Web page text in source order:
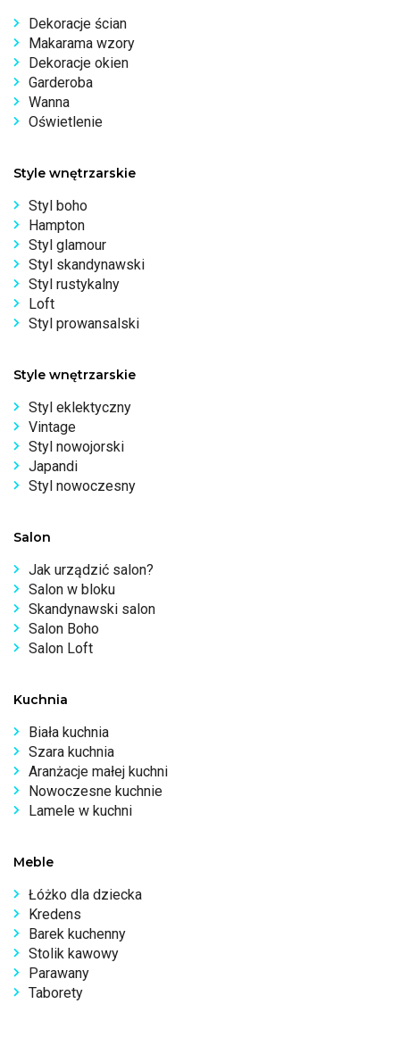
Dekoracje ścian
Makarama wzory
Dekoracje okien
Garderoba
Wanna
Oświetlenie
Style wnętrzarskie
Styl boho
Hampton
Styl glamour
Styl skandynawski
Styl rustykalny
Loft
Styl prowansalski
Style wnętrzarskie
Styl eklektyczny
Vintage
Styl nowojorski
Japandi
Styl nowoczesny
Salon
Jak urządzić salon?
Salon w bloku
Skandynawski salon
Salon Boho
Salon Loft
Kuchnia
Biała kuchnia
Szara kuchnia
Aranżacje małej kuchni
Nowoczesne kuchnie
Lamele w kuchni
Meble
Łóżko dla dziecka
Kredens
Barek kuchenny
Stolik kawowy
Parawany
Taborety